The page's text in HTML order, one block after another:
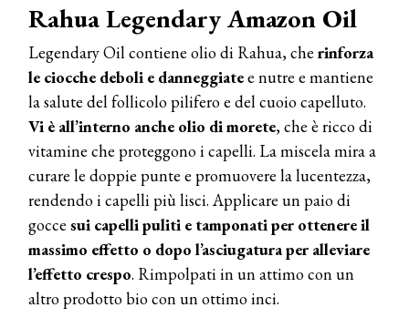
Rahua Legendary Amazon Oil
Legendary Oil contiene olio di Rahua, che rinforza
le ciocche deboli e danneggiatee nutre e mantiene
la salute del follicolo pilifero e del cuoio capelluto.
Vi è all’interno anche olio di morete, che è ricco di
vitamine che proteggono i capelli. La miscela mira a
curare le doppie punte e promuovere la lucentezza,
rendendo i capelli più lisci. Applicare un paio di
gocce sui capelli puliti e tamponati per ottenere il
massimo effetto o dopo l’asciugatura per alleviare
l’effetto crespo. Rimpolpati in un attimo con un
altro prodotto bio con un ottimo inci.